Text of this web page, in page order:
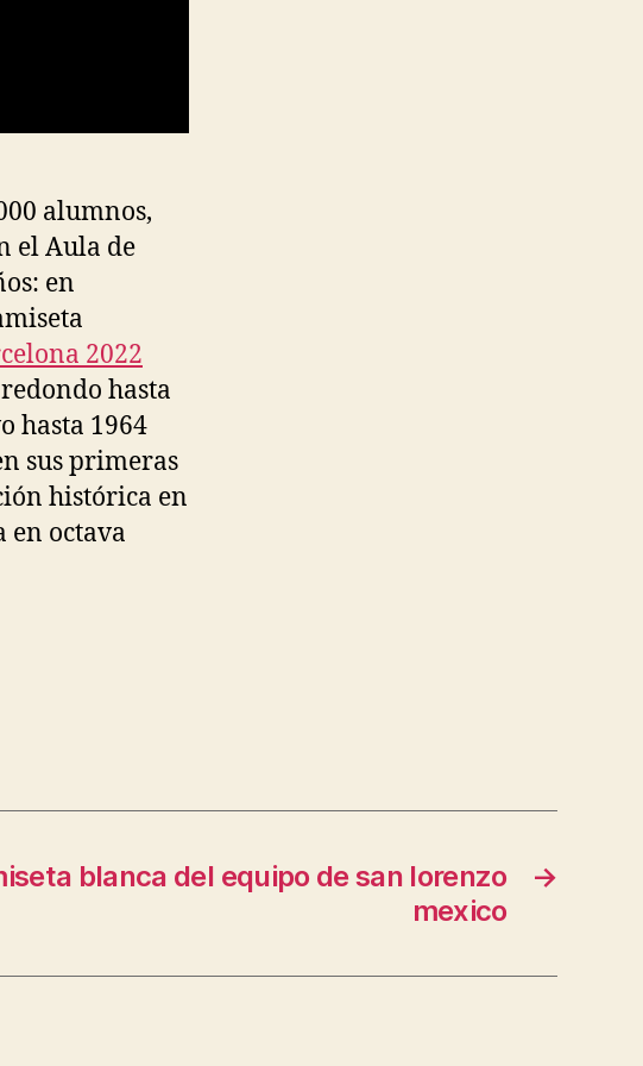
alumnos,
el Aula de
en
2022
hasta
hasta 1964
sus primeras
histórica en
en octava
→
blanca del equipo de san lorenzo
mexico